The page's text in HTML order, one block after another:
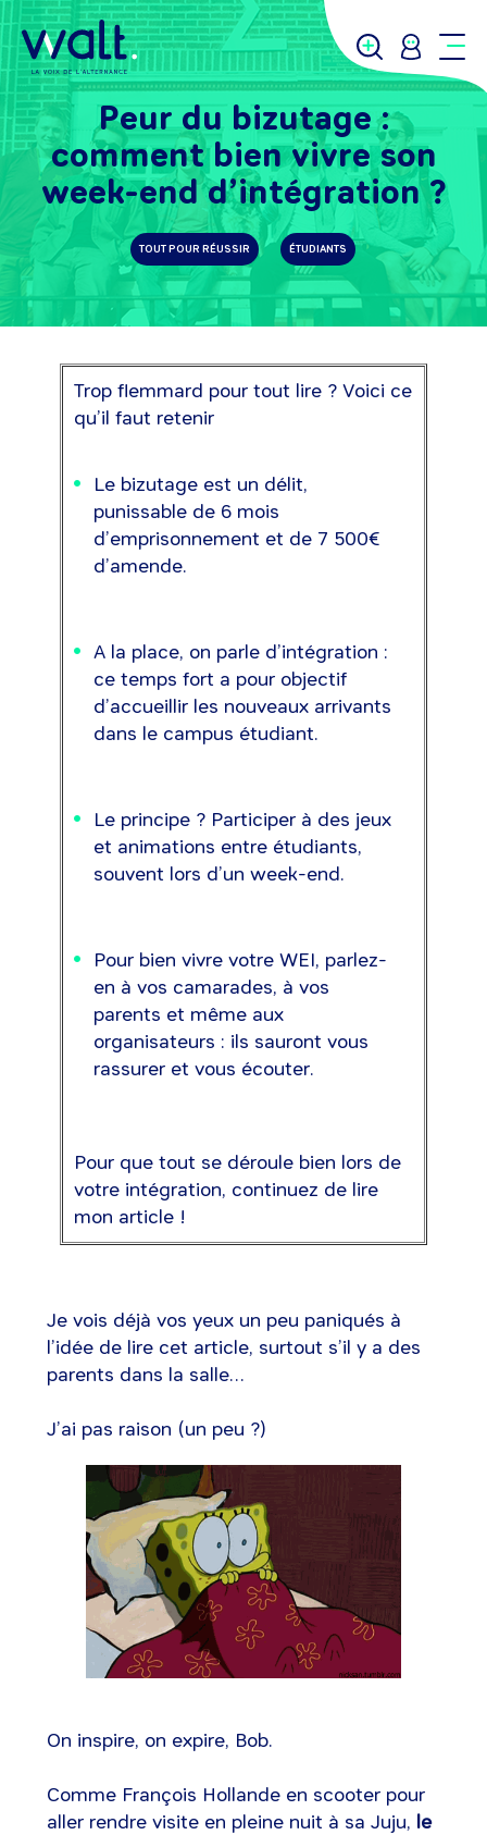
Peur du bizutage :
comment bien vivre son
week-end d’intégration ?
TOUT POUR RÉUSSIR ÉTUDIANTS
Trop flemmard pour tout lire ? Voici ce
qu’il faut retenir
Le bizutage est un délit,
punissable de 6 mois
d’emprisonnement et de 7 500€
d’amende.
A la place, on parle d’intégration :
ce temps fort a pour objectif
d’accueillir les nouveaux arrivants
dans le campus étudiant.
Le principe ? Participer à des jeux
et animations entre étudiants,
souvent lors d’un week-end.
Pour bien vivre votre WEI, parlez-
en à vos camarades, à vos
parents et même aux
organisateurs : ils sauront vous
rassurer et vous écouter.
Pour que tout se déroule bien lors de
votre intégration, continuez de lire
mon article !
Je vois déjà vos yeux un peu paniqués à
l’idée de lire cet article, surtout s’il y a des
parents dans la salle…
J’ai pas raison (un peu ?)
On inspire, on expire, Bob.
Comme François Hollande en scooter pour
aller rendre visite en pleine nuit à sa Juju, le